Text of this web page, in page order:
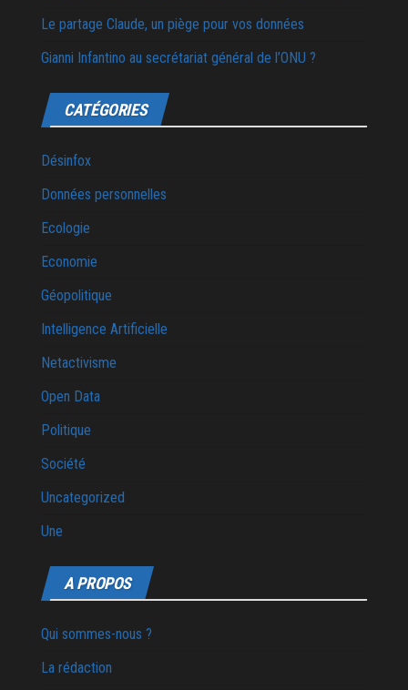
Le partage Claude, un piège pour vos données
Gianni Infantino au secrétariat général de l’ONU ?
CATÉGORIES
Désinfox
Données personnelles
Ecologie
Economie
Géopolitique
Intelligence Artificielle
Netactivisme
Open Data
Politique
Société
Uncategorized
Une
A PROPOS
Qui sommes-nous ?
La rédaction